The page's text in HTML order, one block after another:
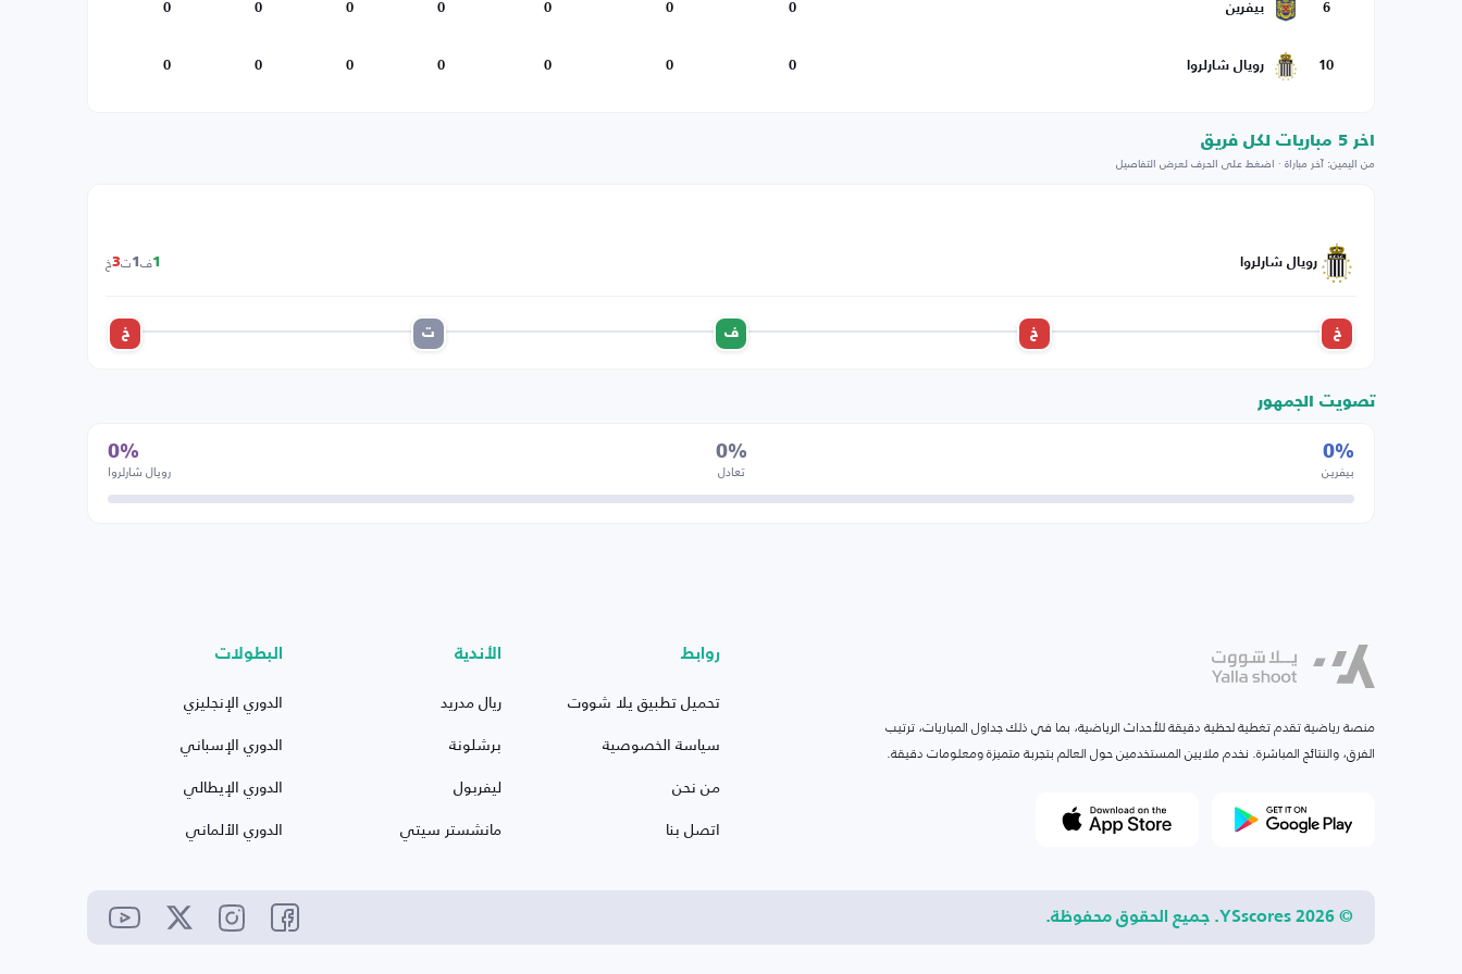
6 بيفرين 0
0
0
0
0
0
0
10 رويال شارلروا 0
0
0
0
0
0
0
اخر 5 مباريات لكل فريق
من اليمين: آخر مباراة · اضغط على الحرف لعرض التفاصيل
رويال شارلروا 1ف 1ت3خ
خ خ ف ت خ
تصويت الجمهور
0%
بيفرين
0%
تعادل
0%
رويال شارلروا
منصة رياضية تقدم تغطية لحظية دقيقة للأحداث الرياضية، بما في ذلك جداول المباريات، ترتيب
الفرق، والنتائج المباشرة. نخدم ملايين المستخدمين حول العالم بتجربة متميزة ومعلومات دقيقة.
روابط
تحميل تطبيق يلا شووت
سياسة الخصوصية
من نحن
اتصل بنا
الأندية
ريال مدريد
برشلونة
ليفربول
مانشستر سيتي
البطولات
الدوري الإنجليزي
الدوري الإسباني
الدوري الإيطالي
الدوري الألماني
© 2026 YSscores. جميع الحقوق محفوظة.